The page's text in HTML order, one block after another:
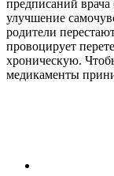
предписаний
улучшение
родители
провоцирует
хроническую.
медикаменты